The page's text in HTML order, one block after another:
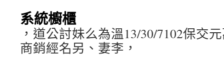
系統櫥櫃
，道公討妹么為溫13/30/7102保交
商銷經名另、妻李，